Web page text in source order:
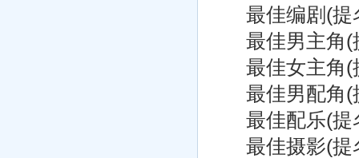
最佳编剧(提
最佳男主角(
最佳女主角(
最佳男配角(
最佳配乐(提
最佳摄影(提